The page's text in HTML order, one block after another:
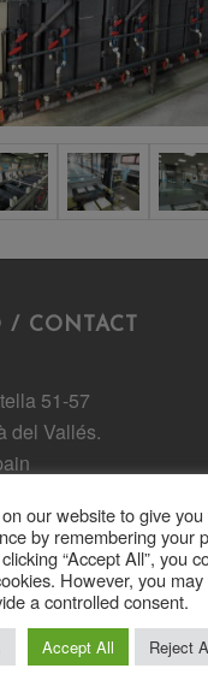
/ CONTACT
51-57
del Vallés.
our website to give
by remembering your
“Accept All”, you
However, you
a controlled consent.
Accept All Reject